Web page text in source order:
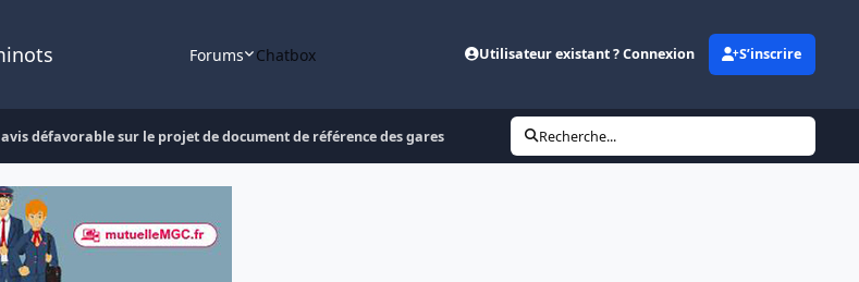
Forums Chatbox Utilisateur existant ? Connexion S’inscrire
avis défavorable sur le projet de document de référence des gares Recherche...